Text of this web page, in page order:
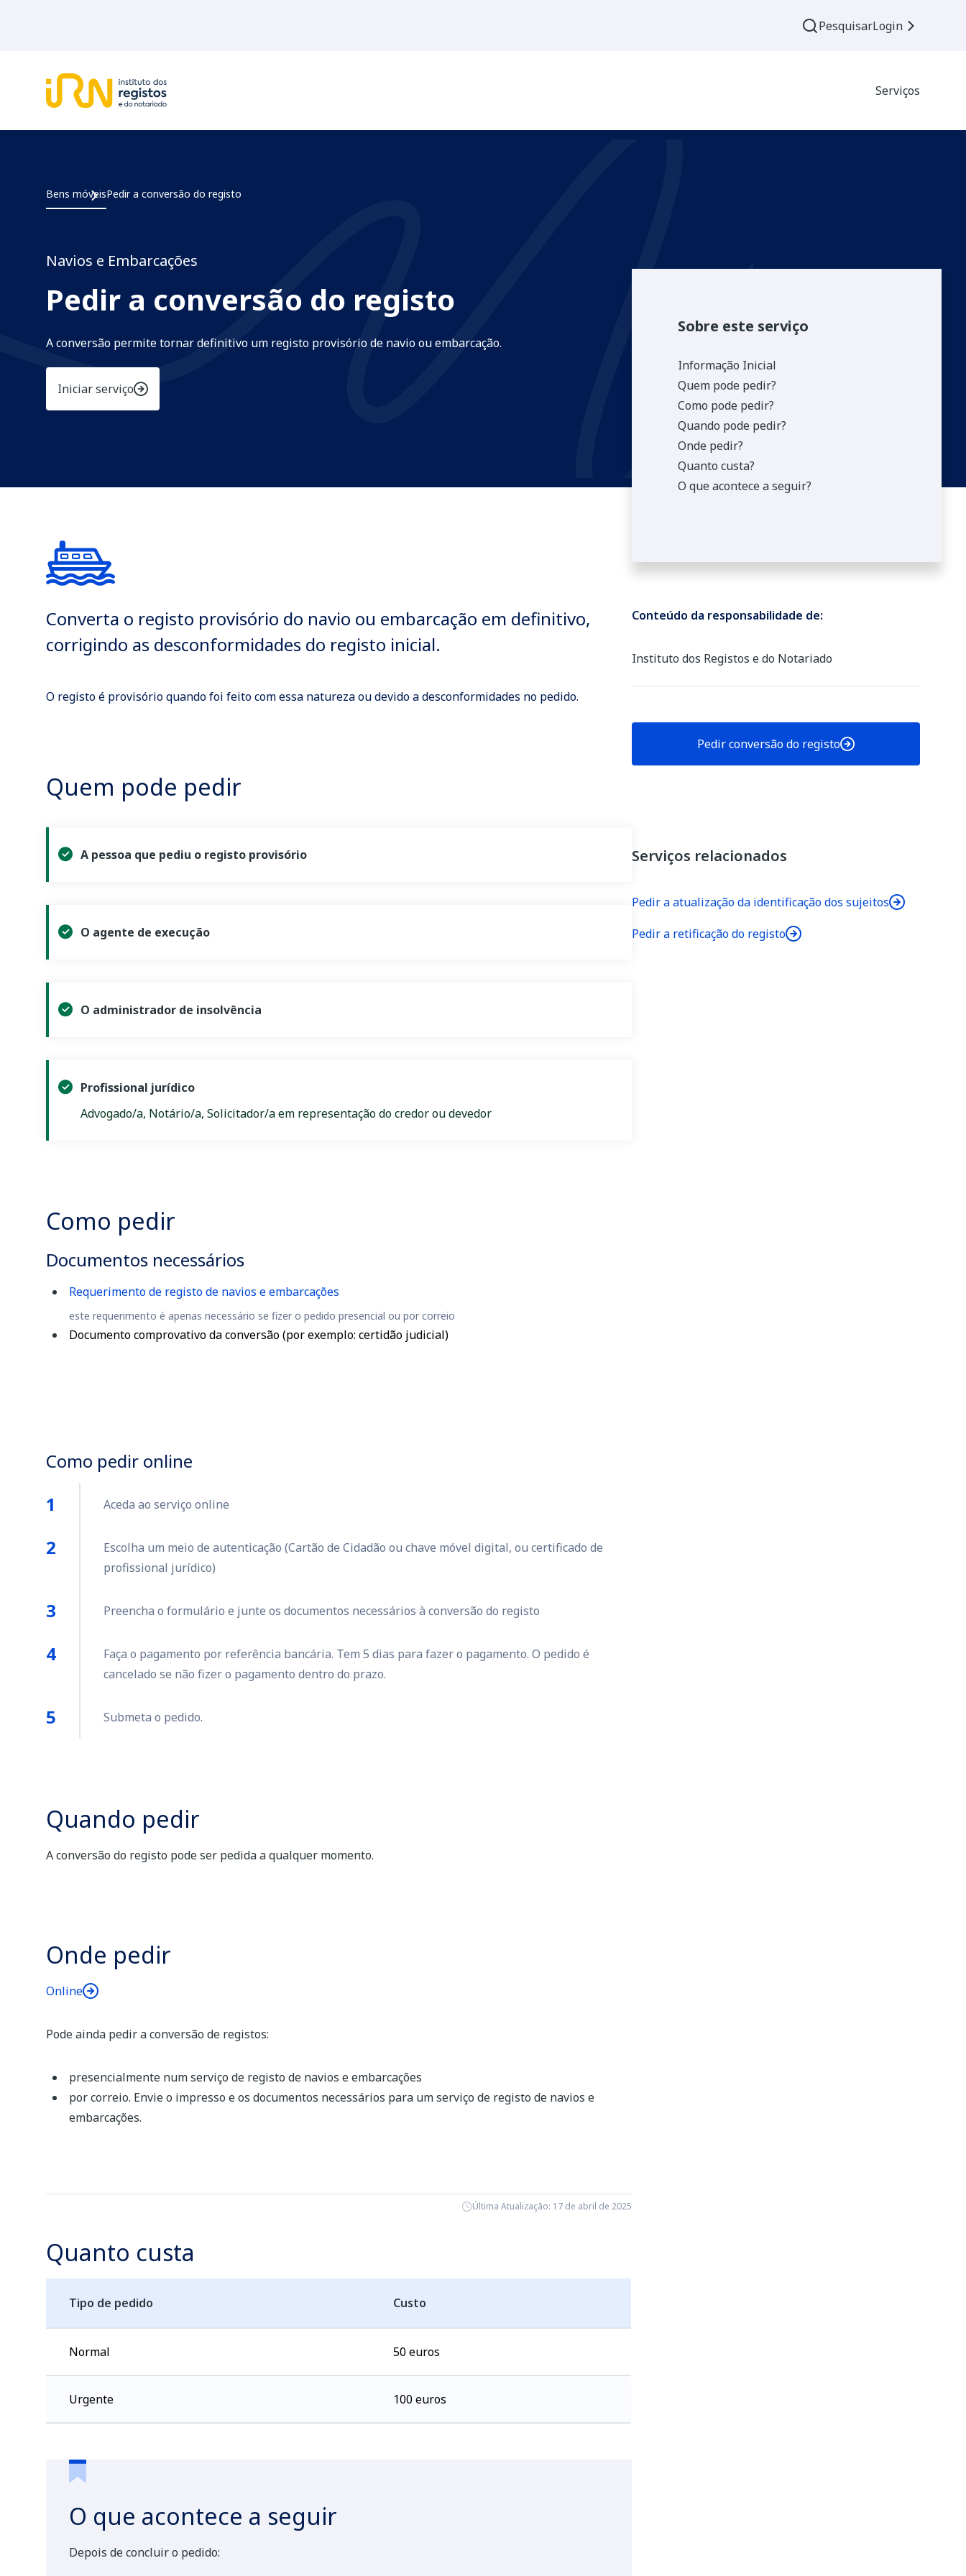
PesquisarLogin
Serviços
Bens móveisPedir a conversão do registo
Navios e Embarcações
Pedir a conversão do registo
A conversão permite tornar definitivo um registo provisório de navio ou embarcação.
Iniciar serviço
Converta o registo provisório do navio ou embarcação em definitivo,
corrigindo as desconformidades do registo inicial.
O registo é provisório quando foi feito com essa natureza ou devido a desconformidades no pedido.
Quem pode pedir
A pessoa que pediu o registo provisório
O agente de execução
O administrador de insolvência
Profissional jurídico
Advogado/a, Notário/a, Solicitador/a em representação do credor ou devedor
Como pedir
Documentos necessários
Requerimento de registo de navios e embarcações
este requerimento é apenas necessário se fizer o pedido presencial ou por correio
Documento comprovativo da conversão (por exemplo: certidão judicial)
Como pedir online
Aceda ao serviço online
Escolha um meio de autenticação (Cartão de Cidadão ou chave móvel digital, ou certificado de
profissional jurídico)
Preencha o formulário e junte os documentos necessários à conversão do registo
Faça o pagamento por referência bancária. Tem 5 dias para fazer o pagamento. O pedido é
cancelado se não fizer o pagamento dentro do prazo.
Submeta o pedido.
Quando pedir
A conversão do registo pode ser pedida a qualquer momento.
Onde pedir
Online
Pode ainda pedir a conversão de registos:
presencialmente num serviço de registo de navios e embarcações
por correio. Envie o impresso e os documentos necessários para um serviço de registo de navios e
embarcações.
Última Atualização: 17 de abril de 2025
Quanto custa
Tipo de pedido Custo
Normal 50 euros
Urgente 100 euros
O que acontece a seguir
Depois de concluir o pedido:
Sobre este serviço
Informação Inicial
Quem pode pedir?
Como pode pedir?
Quando pode pedir?
Onde pedir?
Quanto custa?
O que acontece a seguir?
Conteúdo da responsabilidade de:
Instituto dos Registos e do Notariado
Pedir conversão do registo
Serviços relacionados
Pedir a atualização da identificação dos sujeitos
Pedir a retificação do registo